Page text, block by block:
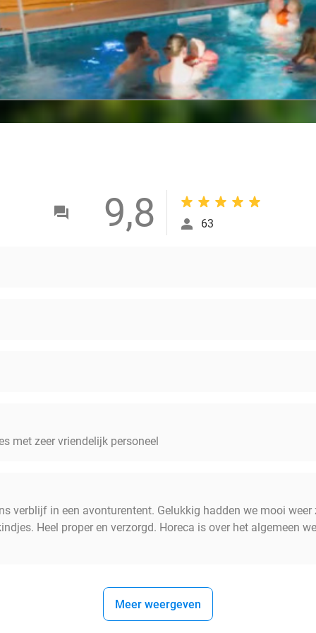
9,8 63
met zeer vriendelijk personeel
verblijf in een avonturentent. Gelukkig hadden we mooi
Heel proper en verzorgd. Horeca is over het algemeen
Meer weergeven